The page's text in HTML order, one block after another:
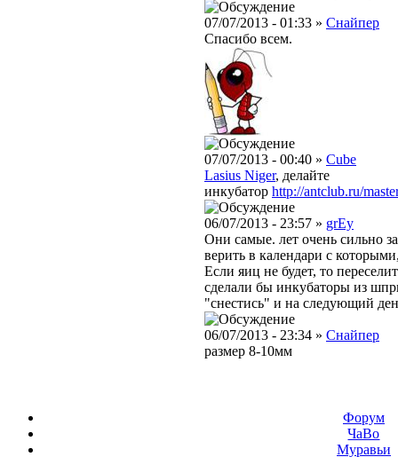
07/07/2013 - 01:33 » Снайпер
Спасибо всем.
07/07/2013 - 00:40 » Cube
Lasius Niger, делайте
инкубатор http://antclub.ru/
06/07/2013 - 23:57 » grEy
Они самые. лет очень сильно
верить в календари с
Если яиц не будет, то
сделали бы инкубаторы из
"снестись" и на следующий
06/07/2013 - 23:34 » Снайпер
размер 8-10мм
Форум
ЧаВо
Муравьи